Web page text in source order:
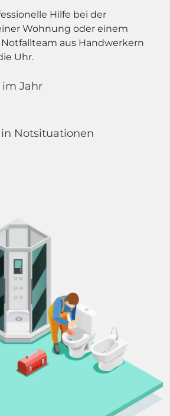
Hilfe bei der
Wohnung oder einem
aus Handwerkern
Uhr.
im Jahr
Notsituationen